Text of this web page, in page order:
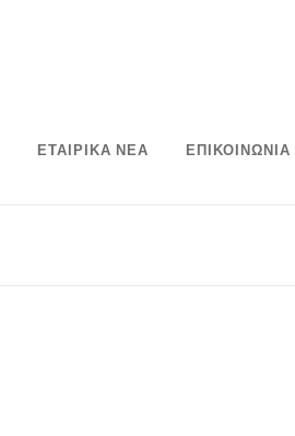
ΕΤΑΙΡΙΚΑ ΝΕΑ ΕΠΙΚΟΙΝΩΝΙΑ